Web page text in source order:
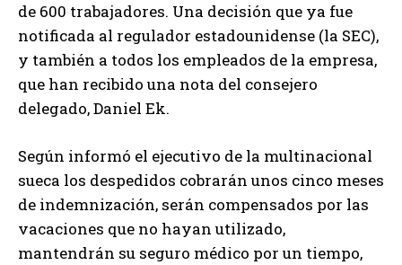
de 600 trabajadores. Una decisión que ya fue
notificada al regulador estadounidense (la SEC),
y también a todos los empleados de la empresa,
que han recibido una nota del consejero
delegado, Daniel Ek.
Según informó el ejecutivo de la multinacional
sueca los despedidos cobrarán unos cinco meses
de indemnización, serán compensados por las
vacaciones que no hayan utilizado,
mantendrán su seguro médico por un tiempo,